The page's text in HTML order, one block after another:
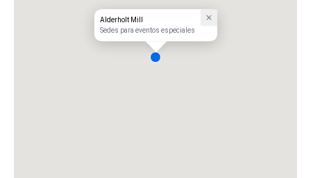
Alderholt Mill
Sedes para eventos especiales